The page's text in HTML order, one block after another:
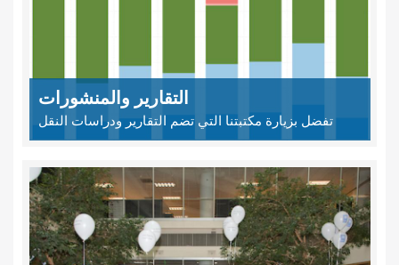
التقارير والمنشورات
تفضل بزيارة مكتبتنا التي تضم التقارير ودراسات النقل